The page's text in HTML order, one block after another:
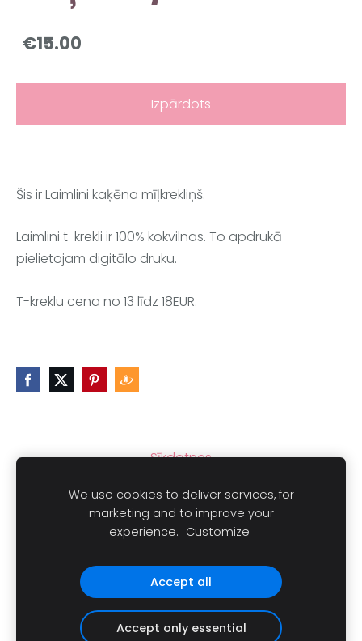
€15.00
Izpārdots
Šis ir Laimlini kaķēna mīļkrekliņš.
Laimlini t-krekli ir 100% kokvilnas. To apdrukā
pielietojam digitālo druku.
T-kreklu cena no 13 līdz 18EUR.
Sīkdatnes
Autortiesības © 2021 LAIMLINI Visas tiesības aizsargātas.
We use cookies to deliver services, for
marketing and to improve your
experience. Customize
Accept all
Accept only essential